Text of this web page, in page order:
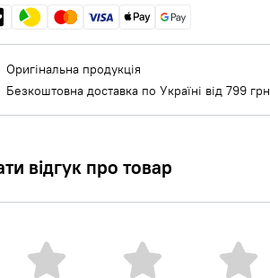
Оригінальна продукція
Безкоштовна доставка по Україні від 799 грн
відгук про товар